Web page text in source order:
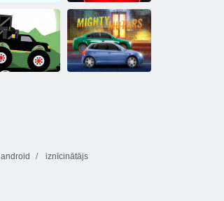
Formula drudzis
android iznīcinātājs